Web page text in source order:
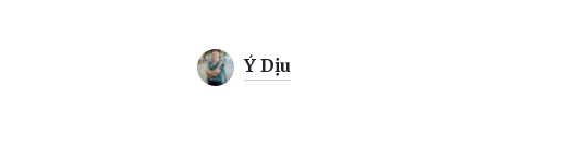
Ý Dịu